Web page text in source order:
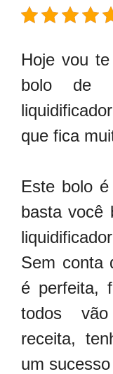
Hoje vou
bolo de
que fica
Este bolo
basta você
Sem conta
é perfeita,
todos
receita,
um